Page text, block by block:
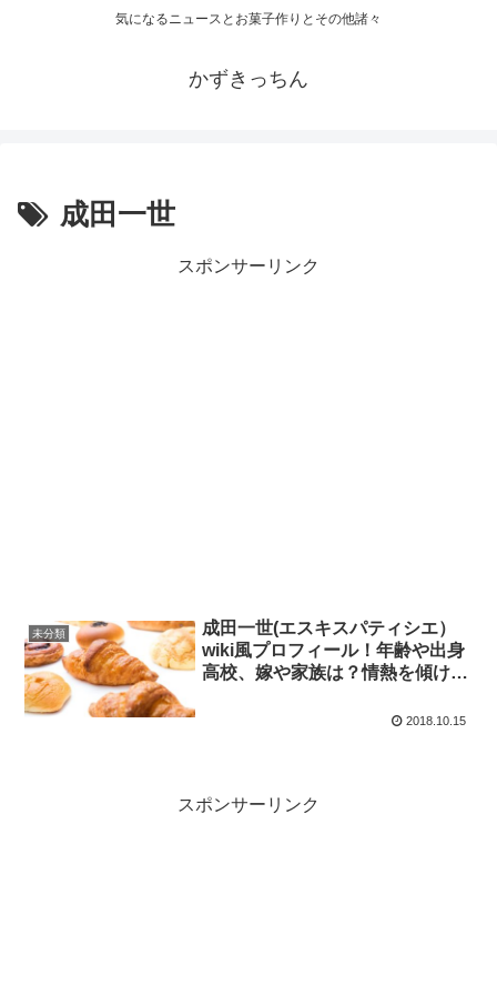
気になるニュースとお菓子作りとその他諸々
かずきっちん
成田一世
スポンサーリンク
未分類
成田一世(エスキスパティシエ）
wiki風プロフィール！年齢や出身
高校、嫁や家族は？情熱を傾ける
2018.10.15
スポンサーリンク